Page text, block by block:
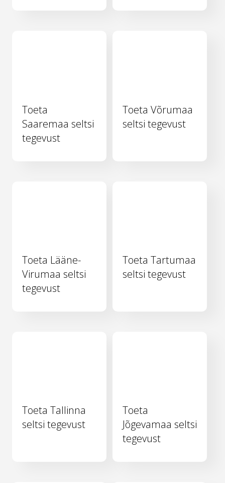
Toeta
Saaremaa seltsi
tegevust
Toeta Võrumaa
seltsi tegevust
Toeta Lääne-
Virumaa seltsi
tegevust
Toeta Tartumaa
seltsi tegevust
Toeta Tallinna
seltsi tegevust
Toeta
Jõgevamaa seltsi
tegevust